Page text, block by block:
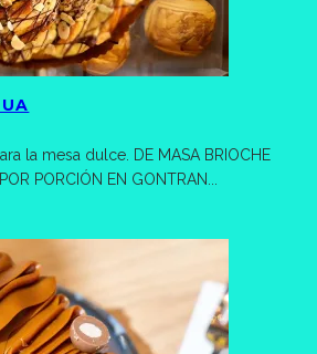
la mesa dulce. DE MASA BRIOCHE
PORCIÓN EN GONTRAN